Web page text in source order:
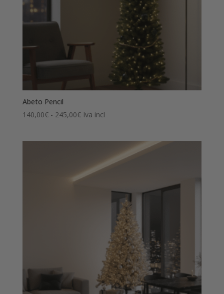
Abeto Pencil
140,00€ - 245,00€Rango
140,00€
hasta
Iva incl